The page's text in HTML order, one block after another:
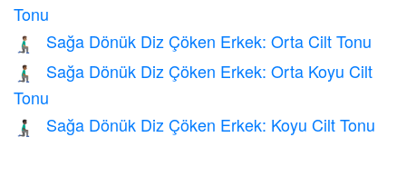
Tonu
🧎🏽‍♂️‍➡️ Sağa Dönük Diz Çöken Erkek: Orta Cilt Tonu
🧎🏾‍♂️‍➡️
Sağa Dönük Diz Çöken Erkek: Orta Koyu Cilt
Tonu
🧎🏿‍♂️‍➡️ Sağa Dönük Diz Çöken Erkek: Koyu Cilt Tonu